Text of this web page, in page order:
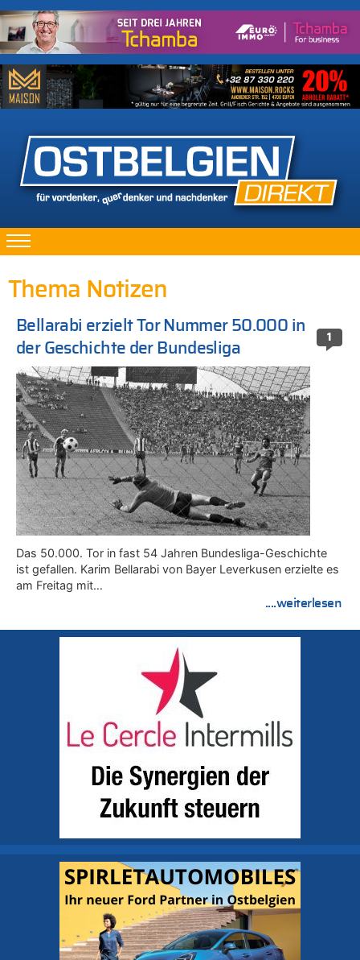
Thema Notizen
1
Bellarabi erzielt Tor Nummer 50.000 in
der Geschichte der Bundesliga
Das 50.000. Tor in fast 54 Jahren Bundesliga-Geschichte
ist gefallen. Karim Bellarabi von Bayer Leverkusen erzielte es
am Freitag mit…
....weiterlesen